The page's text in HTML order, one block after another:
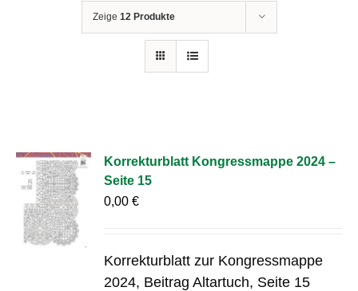
Zeige 12 Produkte
Korrekturblatt Kongressmappe 2024 –
Seite 15
0,00€
Korrekturblatt zur Kongressmappe
2024, Beitrag Altartuch, Seite 15